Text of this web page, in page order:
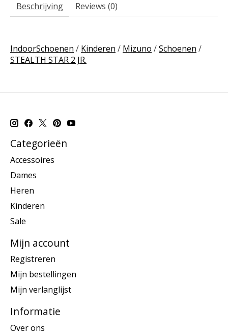
Beschrijving Reviews (0)
IndoorSchoenen / Kinderen / Mizuno /Schoenen /
STEALTH STAR 2 JR.
Categorieën
Accessoires
Dames
Heren
Kinderen
Sale
Mijn account
Registreren
Mijn bestellingen
Mijn verlanglijst
Informatie
Over ons